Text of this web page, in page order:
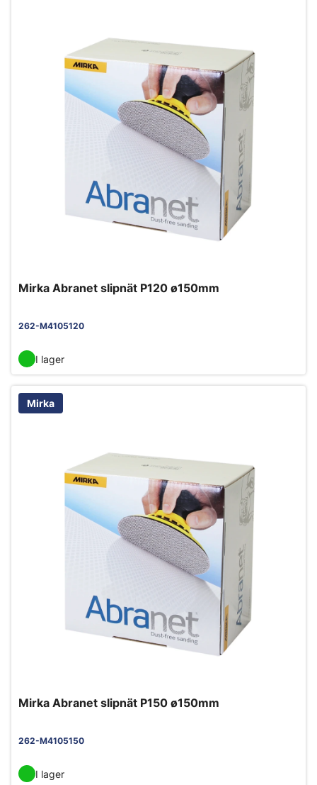
Mirka Abranet slipnät P120 ø150mm
262-M4105120
I lager
Mirka
Mirka Abranet slipnät P150 ø150mm
262-M4105150
I lager